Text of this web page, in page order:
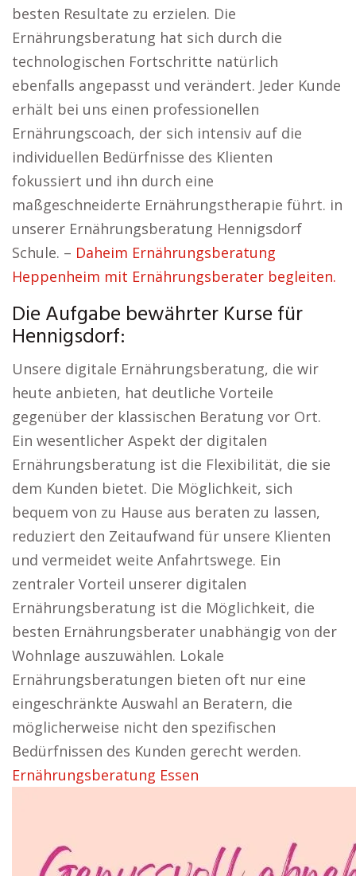
besten Resultate zu erzielen. Die
Ernährungsberatung hat sich durch die
technologischen Fortschritte natürlich
ebenfalls angepasst und verändert. Jeder Kunde
erhält bei uns einen professionellen
Ernährungscoach, der sich intensiv auf die
individuellen Bedürfnisse des Klienten
fokussiert und ihn durch eine
maßgeschneiderte Ernährungstherapie führt. in
unserer Ernährungsberatung Hennigsdorf
Schule. – Daheim Ernährungsberatung
Heppenheim mit Ernährungsberater begleiten.
Die Aufgabe bewährter Kurse für
Hennigsdorf:
Unsere digitale Ernährungsberatung, die wir
heute anbieten, hat deutliche Vorteile
gegenüber der klassischen Beratung vor Ort.
Ein wesentlicher Aspekt der digitalen
Ernährungsberatung ist die Flexibilität, die sie
dem Kunden bietet. Die Möglichkeit, sich
bequem von zu Hause aus beraten zu lassen,
reduziert den Zeitaufwand für unsere Klienten
und vermeidet weite Anfahrtswege. Ein
zentraler Vorteil unserer digitalen
Ernährungsberatung ist die Möglichkeit, die
besten Ernährungsberater unabhängig von der
Wohnlage auszuwählen. Lokale
Ernährungsberatungen bieten oft nur eine
eingeschränkte Auswahl an Beratern, die
möglicherweise nicht den spezifischen
Bedürfnissen des Kunden gerecht werden.
Ernährungsberatung Essen